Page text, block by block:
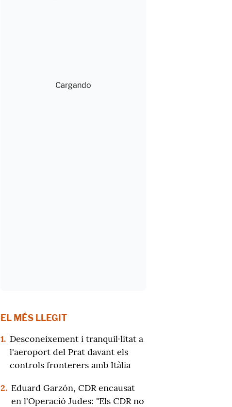
EL MÉS LLEGIT
1. Desconeixement i tranquil·litat a
l'aeroport del Prat davant els
controls fronterers amb Itàlia
2. Eduard Garzón, CDR encausat
en l'Operació Judes: "Els CDR no